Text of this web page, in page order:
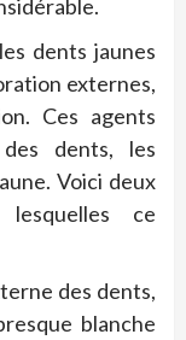
dents jaunes
externes,
Ces agents
des dents, les
Voici deux
ce
des dents,
blanche